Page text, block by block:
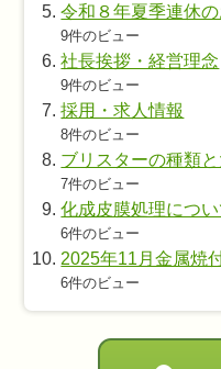
令和８年夏季連休の
9件のビュー
社長挨拶・経営理念
9件のビュー
採用・求人情報
8件のビュー
ブリスターの種類
7件のビュー
化成皮膜処理につい
6件のビュー
2025年11月金属焼
6件のビュー